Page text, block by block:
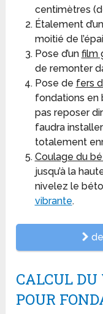
centimètres
Étalement
moitié de
Pose d’un film
de remonter
Pose de fers
fondations en
pas reposer
faudra
totalement
Coulage du
jusqu’à la
nivelez le
vibrante.
CALCUL
POUR